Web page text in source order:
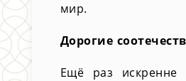
мир.
Дорогие
Ещё раз искренне